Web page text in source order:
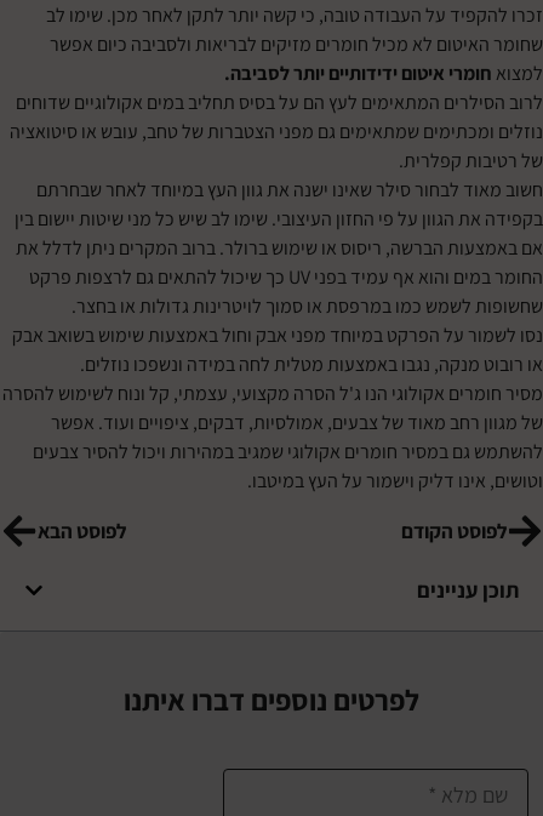
על העבודה טובה, כי קשה יותר לתקן לאחר מכן. שימו לב
לא מכיל חומרים מזיקים לבריאות ולסביבה כיום אפשר
איטום ידידותיים יותר לסביבה.
המתאימים לעץ הם על בסיס תחליב במים אקולוגיים שדוחים
שמתאימים גם מפני הצטברות של טחב, עובש או סיטואציה
קפלרית.
לבחור סילר שאינו ישנה את גוון העץ במיוחד לאחר שבחרתם
הגוון על פי החזון העיצובי. שימו לב שיש כל מני שיטות יישום בין
הברשה, ריסוס או שימוש ברולר. ברוב המקרים ניתן לדלל את
החומר במים והוא אף עמיד בפני UV כך שיכול להתאים גם לרצפות פרקט
כמו במרפסת או סמוך לויטרינות גדולות או בחצר.
על הפרקט במיוחד מפני אבק וחול באמצעות שימוש בשואב אבק
מנקה, נגבו באמצעות מטלית לחה במידה ונשפכו נוזלים.
אקולוגי הנו ג'ל הסרה מקצועי, עצמתי, קל ונוח לשימוש להסרה
רחב מאוד של צבעים, אמולסיות, דבקים, ציפויים ועוד. אפשר
במסיר חומרים אקולוגי שמגיב במהירות ויכול להסיר צבעים
דליק וישמור על העץ במיטבו.
הקודם לפוסט הבא
לפרטים נוספים דברו איתנו